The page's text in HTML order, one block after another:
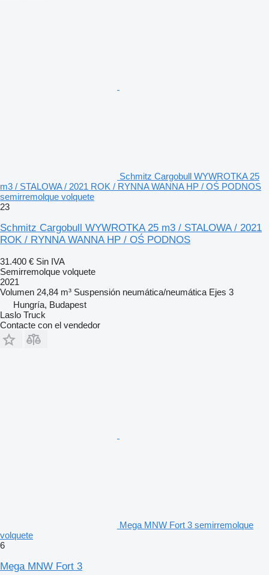
Schmitz Cargobull WYWROTKA 25
m3 / STALOWA / 2021 ROK / RYNNA WANNA HP / OŚ PODNOS
semirremolque volquete
23
Schmitz Cargobull WYWROTKA 25 m3 / STALOWA / 2021
ROK / RYNNA WANNA HP / OŚ PODNOS
31.400 € Sin IVA
Semirremolque volquete
2021
Volumen 24,84 m³ Suspensión neumática/neumática Ejes 3
Hungría, Budapest
Laslo Truck
Contacte con el vendedor
Mega MNW Fort 3 semirremolque
volquete
6
Mega MNW Fort 3